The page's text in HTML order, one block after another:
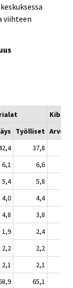
viihteen
Kibs-
Työlliset
37,8
6,1
6,6
5,4
5,8
4,0
4,4
4,8
3,8
1,9
2,4
2,2
2,2
2,1
2,1
65,1